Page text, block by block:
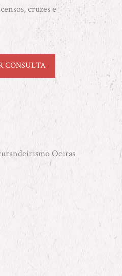
cruzes e
CONSULTA